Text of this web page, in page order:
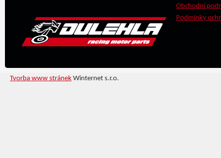
Obchodní
Podmínky
Tvorba www stránek Winternet s.r.o.